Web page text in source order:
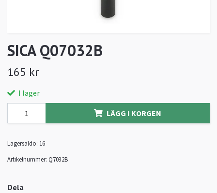
SICA Q07032B
165 kr
I lager
LÄGG I KORGEN
Lagersaldo: 16
Artikelnummer: Q7032B
Dela